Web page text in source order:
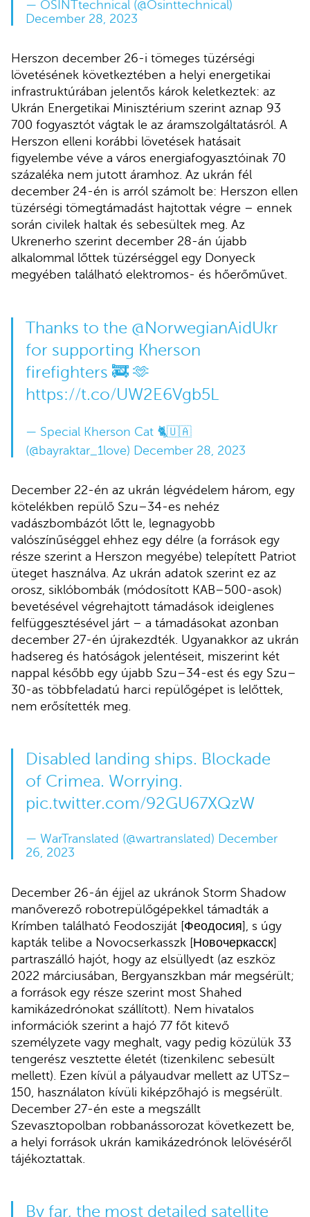
— OSINTtechnical (@Osinttechnical)
December 28, 2023
Herszon december 26-i tömeges tüzérségi
lövetésének következtében a helyi energetikai
infrastruktúrában jelentős károk keletkeztek: az
Ukrán Energetikai Minisztérium szerint aznap 93
700 fogyasztót vágtak le az áramszolgáltatásról. A
Herszon elleni korábbi lövetések hatásait
figyelembe véve a város energiafogyasztóinak 70
százaléka nem jutott áramhoz. Az ukrán fél
december 24-én is arról számolt be: Herszon ellen
tüzérségi tömegtámadást hajtottak végre – ennek
során civilek haltak és sebesültek meg. Az
Ukrenerho szerint december 28-án újabb
alkalommal lőttek tüzérséggel egy Donyeck
megyében található elektromos- és hőerőművet.
Thanks to the @NorwegianAidUkr
for supporting Kherson
firefighters 🚒 🫶
https://t.co/UW2E6Vgb5L
— Special Kherson Cat 🐈🇺🇦
(@bayraktar_1love) December 28, 2023
December 22-én az ukrán légvédelem három, egy
kötelékben repülő Szu–34-es nehéz
vadászbombázót lőtt le, legnagyobb
valószínűséggel ehhez egy délre (a források egy
része szerint a Herszon megyébe) telepített Patriot
üteget használva. Az ukrán adatok szerint ez az
orosz, siklóbombák (módosított KAB–500-asok)
bevetésével végrehajtott támadások ideiglenes
felfüggesztésével járt – a támadásokat azonban
december 27-én újrakezdték. Ugyanakkor az ukrán
hadsereg és hatóságok jelentéseit, miszerint két
nappal később egy újabb Szu–34-est és egy Szu–
30-as többfeladatú harci repülőgépet is lelőttek,
nem erősítették meg.
Disabled landing ships. Blockade
of Crimea. Worrying.
pic.twitter.com/92GU67XQzW
— WarTranslated (@wartranslated) December
26, 2023
December 26-án éjjel az ukránok Storm Shadow
manőverező robotrepülőgépekkel támadták a
Krímben található Feodosziját [Феодосия], s úgy
kapták telibe a Novocserkasszk [Новочеркасск]
partraszálló hajót, hogy az elsüllyedt (az eszköz
2022 márciusában, Bergyanszkban már megsérült;
a források egy része szerint most Shahed
kamikázedrónokat szállított). Nem hivatalos
információk szerint a hajó 77 főt kitevő
személyzete vagy meghalt, vagy pedig közülük 33
tengerész vesztette életét (tizenkilenc sebesült
mellett). Ezen kívül a pályaudvar mellett az UTSz–
150, használaton kívüli kiképzőhajó is megsérült.
December 27-én este a megszállt
Szevasztopolban robbanássorozat következett be,
a helyi források ukrán kamikázedrónok lelövéséről
tájékoztattak.
By far, the most detailed satellite